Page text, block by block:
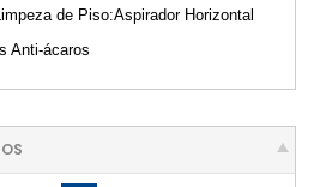
de Piso:Aspirador Horizontal
Anti-ácaros